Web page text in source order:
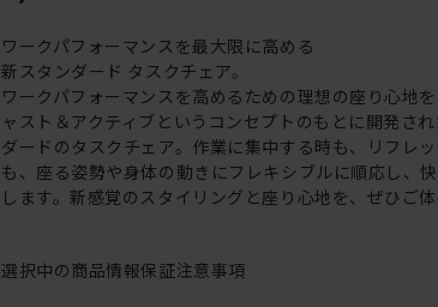
ワークパフォーマンスを最大限に高める
新スタンダード タスクチェア。
ワークパフォーマンスを高めるための理想の座り心地
ャスト＆アクティブというコンセプトのもとに開発さ
ダードのタスクチェア。作業に集中する時も、リフレ
も、座る姿勢や身体の動きにフレキシブルに順応し、
します。新感覚のスタイリングと座り心地を、ぜひご体
選択中の商品情報保証注意事項